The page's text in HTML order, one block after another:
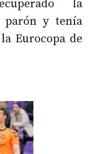
la
parón y tenía
Eurocopa de